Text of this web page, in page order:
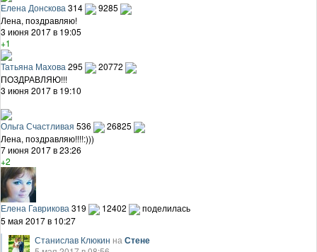
Елена Донскова 314
9285
Лена, поздравляю!
3 июня 2017 в 19:05
+1
Татьяна Махова 295
20772
ПОЗДРАВЛЯЮ!!!
3 июня 2017 в 19:10
Ольга Счастливая 536
26825
Лена, поздравляю!!!!:)))
7 июня 2017 в 23:26
+2
Елена Гаврикова 319 12402
поделилась
5 мая 2017 в 10:27
Станислав Клюкин на Стене